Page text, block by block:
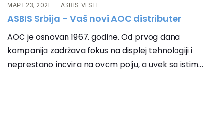
МАРТ 23, 2021 ASBIS VESTI
ASBIS Srbija – Vaš novi AOC distributer
AOC je osnovan 1967. godine. Od prvog dana
kompanija zadržava fokus na displej tehnologiji i
neprestano inovira na ovom polju, a uvek sa istim...